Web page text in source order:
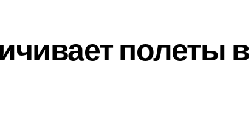
полеты в